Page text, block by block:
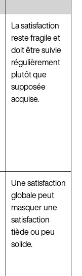
La satisfaction
reste fragile et
doit être suivie
régulièrement
plutôt que
supposée
acquise.
Une satisfaction
globale peut
masquer une
satisfaction
tiède ou peu
solide.